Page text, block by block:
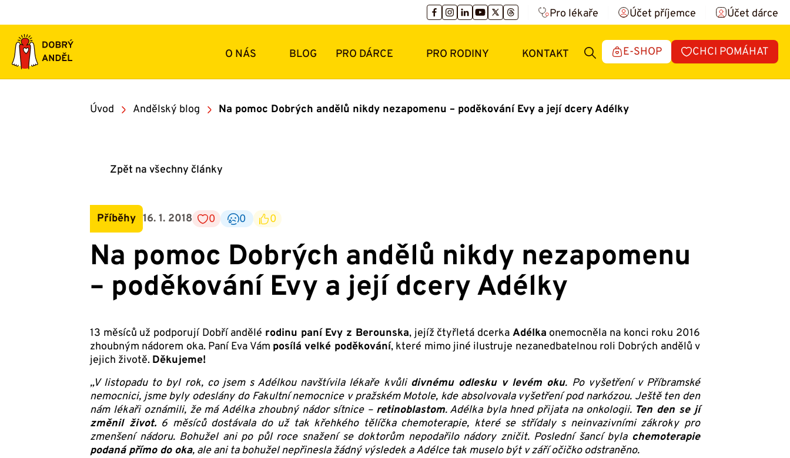
obsah
Pro lékaře Účet příjemce Účet dárce
O NÁS BLOG PRO DÁRCE PRO RODINY KONTAKT E-SHOP CHCI POMÁHAT
Úvod Andělský blog Na pomoc Dobrých andělů nikdy nezapomenu – poděkování Evy a její dcery Adélky
Zpět na všechny články
Příběhy 16. 1. 2018 0 0 0
Na pomoc Dobrých andělů nikdy nezapomenu
– poděkování Evy a její dcery Adélky
13 měsíců už podporují Dobří andělé rodinu paní Evy z Berounska, jejíž čtyřletá dcerka Adélka onemocněla na konci roku 2016
zhoubným nádorem oka. Paní Eva Vám posílá velké poděkování, které mimo jiné ilustruje nezanedbatelnou roli Dobrých andělů v
jejich životě. Děkujeme!
„V listopadu to byl rok, co jsem s Adélkou navštívila lékaře kvůli divnému odlesku v levém oku. Po vyšetření v Příbramské
nemocnici, jsme byly odeslány do Fakultní nemocnice v pražském Motole, kde absolvovala vyšetření pod narkózou. Ještě ten den
nám lékaři oznámili, že má Adélka zhoubný nádor sítnice – retinoblastom. Adélka byla hned přijata na onkologii. Ten den se jí
změnil život.6 měsíců dostávala do už tak křehkého tělíčka chemoterapie, které se střídaly s neinvazivními zákroky pro
zmenšení nádoru. Bohužel ani po půl roce snažení se doktorům nepodařilo nádory zničit. Poslední šancí byla chemoterapie
podaná přímo do oka, ale ani ta bohužel nepřinesla žádný výsledek a Adélce tak muselo být v září očičko odstraněno.